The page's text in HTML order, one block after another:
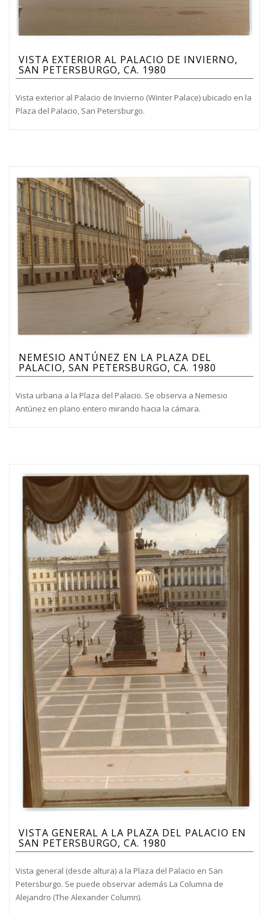
VISTA EXTERIOR AL PALACIO DE INVIERNO,
SAN PETERSBURGO, CA. 1980
Vista exterior al Palacio de Invierno (Winter Palace) ubicado en la
Plaza del Palacio, San Petersburgo.
NEMESIO ANTÚNEZ EN LA PLAZA DEL
PALACIO, SAN PETERSBURGO, CA. 1980
Vista urbana a la Plaza del Palacio. Se observa a Nemesio
Antúnez en plano entero mirando hacia la cámara.
VISTA GENERAL A LA PLAZA DEL PALACIO EN
SAN PETERSBURGO, CA. 1980
Vista general (desde altura) a la Plaza del Palacio en San
Petersburgo. Se puede observar además La Columna de
Alejandro (The Alexander Column).